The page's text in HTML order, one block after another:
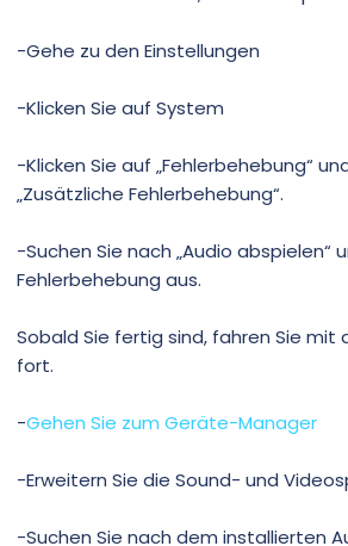
-Gehe zu den Einstellungen
-Klicken Sie auf System
-Klicken Sie auf „Fehlerbehebung“
„Zusätzliche Fehlerbehebung“.
-Suchen Sie nach „Audio abspielen“
Fehlerbehebung aus.
Sobald Sie fertig sind, fahren Sie mit
fort.
-Gehen Sie zum Geräte-Manager
-Erweitern Sie die Sound- und
-Suchen Sie nach dem installierten